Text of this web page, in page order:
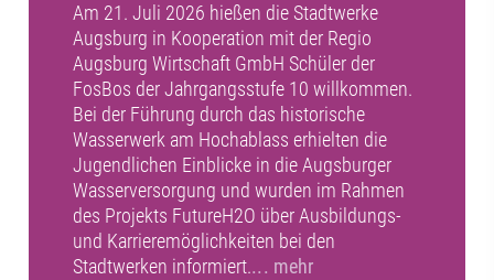
Am 21. Juli 2026 hießen die Stadtwerke
Augsburg in Kooperation mit der Regio
Augsburg Wirtschaft GmbH Schüler der
FosBos der Jahrgangsstufe 10 willkommen.
Bei der Führung durch das historische
Wasserwerk am Hochablass erhielten die
Jugendlichen Einblicke in die Augsburger
Wasserversorgung und wurden im Rahmen
des Projekts FutureH2O über Ausbildungs-
und Karrieremöglichkeiten bei den
Stadtwerken informiert.... mehr